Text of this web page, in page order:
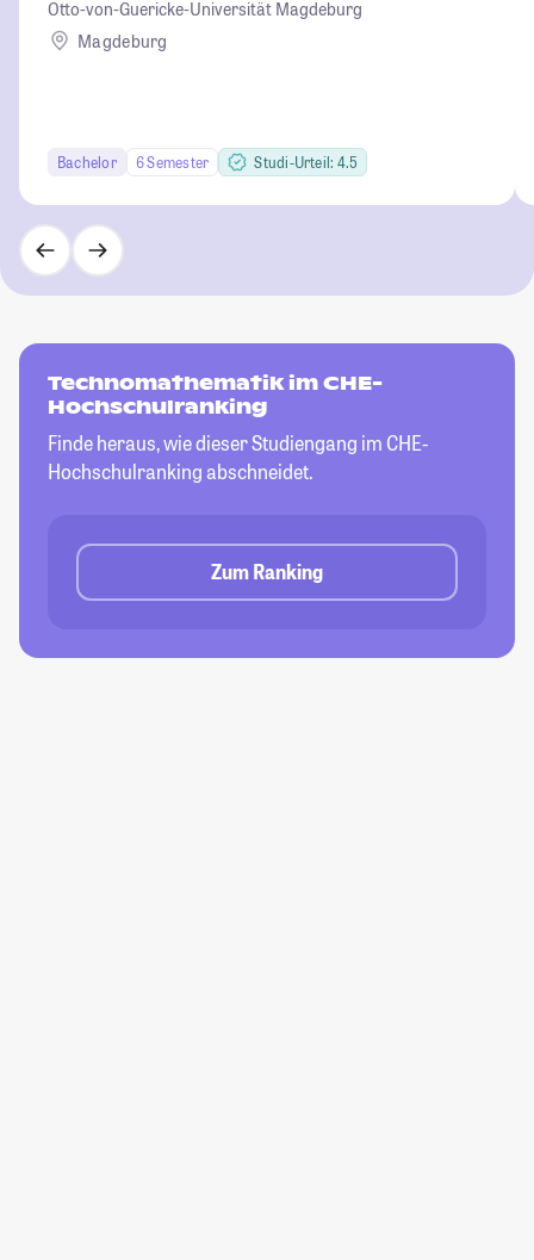
Otto-von-Guericke-Universität Magdeburg
Magdeburg
Bachelor 6 Semester Studi-Urteil: 4.5
Technomathematik im CHE-
Hochschulranking
Finde heraus, wie dieser Studiengang im CHE-
Hochschulranking abschneidet.
Zum Ranking